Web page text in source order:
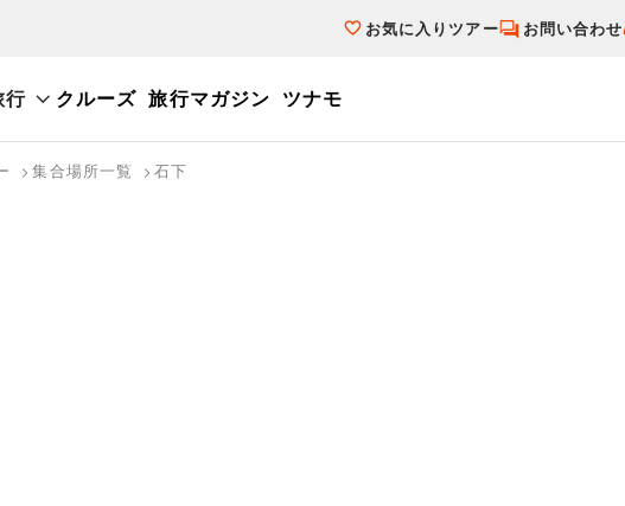
お気に入りツアー お問い合わせ
行 クルーズ 旅行マガジン ツナモ
トップ
トップ
集合場所一覧 石下